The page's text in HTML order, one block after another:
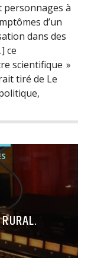
personnages à
d’un
dans des
ce
scientifique »
tiré de Le